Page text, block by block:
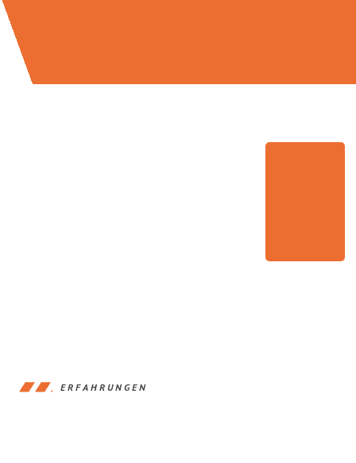
ERFAHRUNGEN